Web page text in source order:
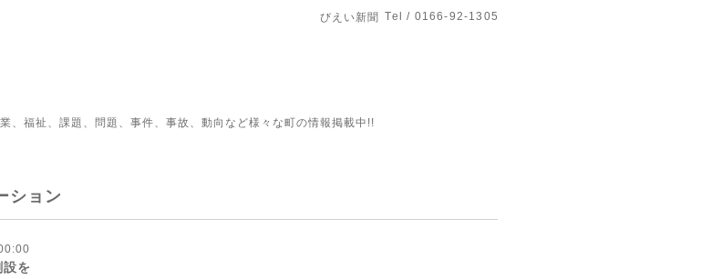
びえい新聞 Tel / 0166-92-1305
、福祉、課題、問題、事件、事故、動向など様々な町の情報掲載中!!
ション
設を